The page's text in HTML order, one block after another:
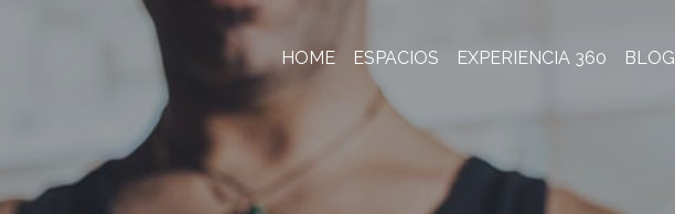
HOME ESPACIOS EXPERIENCIA 360 BLOG